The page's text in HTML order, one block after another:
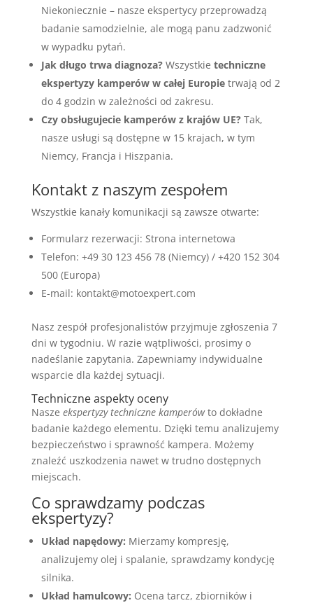
Niekoniecznie – nasze ekspertycy przeprowadzą
badanie samodzielnie, ale mogą panu zadzwonić
w wypadku pytań.
Jak długo trwa diagnoza?Wszystkie techniczne
ekspertyzy kamperów w całej Europietrwają od 2
do 4 godzin w zależności od zakresu.
Czy obsługujecie kamperów z krajów UE?Tak,
nasze usługi są dostępne w 15 krajach, w tym
Niemcy, Francja i Hiszpania.
Kontakt z naszym zespołem
Wszystkie kanały komunikacji są zawsze otwarte:
Formularz rezerwacji: Strona internetowa
Telefon: +49 30 123 456 78 (Niemcy) / +420 152 304
500 (Europa)
E-mail: kontakt@motoexpert.com
Nasz zespół profesjonalistów przyjmuje zgłoszenia 7
dni w tygodniu. W razie wątpliwości, prosimy o
nadeślanie zapytania. Zapewniamy indywidualne
wsparcie dla każdej sytuacji.
Techniczne aspekty oceny
Nasze ekspertyzy techniczne kamperówto dokładne
badanie każdego elementu. Dzięki temu analizujemy
bezpieczeństwo i sprawność kampera. Możemy
znaleźć uszkodzenia nawet w trudno dostępnych
miejscach.
Co sprawdzamy podczas
ekspertyzy?
Układ napędowy: Mierzamy kompresję,
analizujemy olej i spalanie, sprawdzamy kondycję
silnika.
Układ hamulcowy: Ocena tarcz, zbiorników i